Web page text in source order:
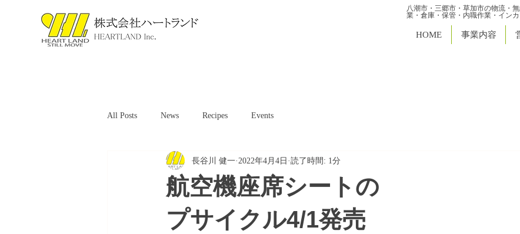
八潮市・三郷市・草加市の物流・
業・倉庫・保管・内職作業・イン
HOME 事業内容
All Posts News Recipes Events
航空機座席シートの
プサイクル4/1発売
長谷川 健一 2022年4月4日 読了時間: 1分